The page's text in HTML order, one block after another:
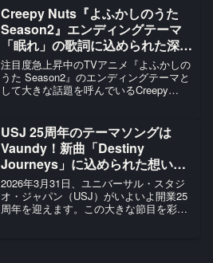
30歳の誕生日という...
Creepy Nuts『よふかしのうた
Season2』エンディングテーマ
「眠れ」の歌詞に込められた深い
意味とは？R-指定さんが父親とし
て語る夜の真実！
注目度急上昇中のTVアニメ『よふかしの
うた Season2』のエンディングテーマと
して大きな話題を呼んでいるCreepy
R-指定さんが父親になって初めて理解...
USJ 25周年のテーマソングは
Vaundy！新曲「Destiny
Journeys」に込められた想いと
は？
2026年3月31日、ユニバーサル・スタジ
オ・ジャパン（USJ）がいよいよ開業25
周年を迎えます。この大きな節目を彩る